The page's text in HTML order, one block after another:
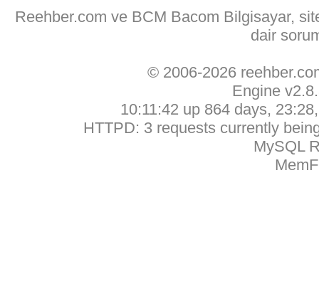
Reehber.com ve BCM Bacom Bilgisayar,
dair
© 2006-2026
Engine
10:11:42 up 864 days,
HTTPD: 3 requests currently
MySQL